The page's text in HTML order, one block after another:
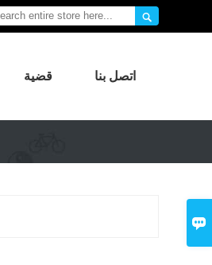


قضية اتصل بنا